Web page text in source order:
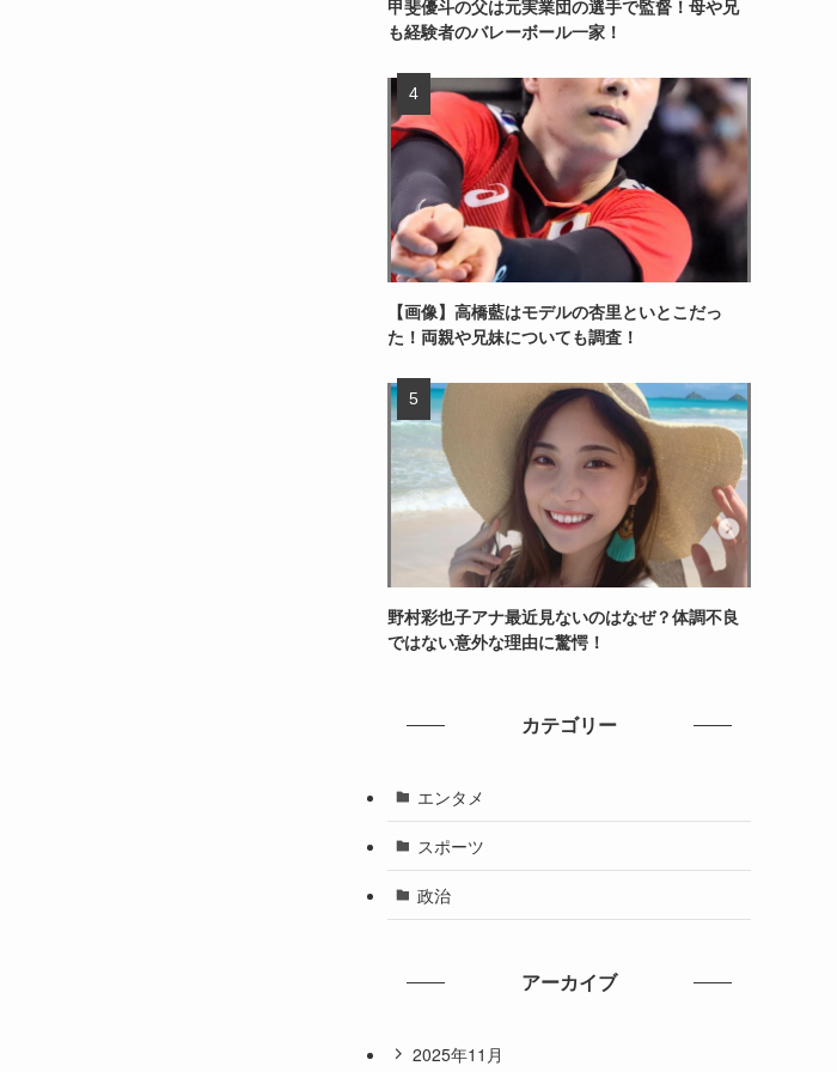
甲斐優斗の父は元実業団の選手で監督！母や兄
も経験者のバレーボール一家！
【画像】高橋藍はモデルの杏里といとこだっ
た！両親や兄妹についても調査！
野村彩也子アナ最近見ないのはなぜ？体調不良
ではない意外な理由に驚愕！
カテゴリー
エンタメ
スポーツ
政治
アーカイブ
2025年11月